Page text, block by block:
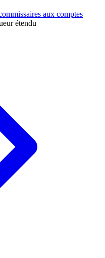
aux comptes
étendu